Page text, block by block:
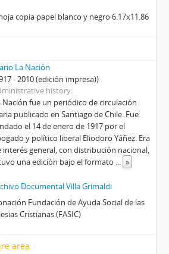
copia papel blanco y negro 6.17x11.86
La Nación
- 2010 (edición impresa))
history
Nación fue un periódico de circulación
publicado en Santiago de Chile. Fue
el 14 de enero de 1917 por el
y político liberal Eliodoro Yáñez. Era
interés general, con distribución nacional,
una edición bajo el formato ... »
Documental Villa Grimaldi
Fundación de Ayuda Social de las
Cristianas (FASIC)
area